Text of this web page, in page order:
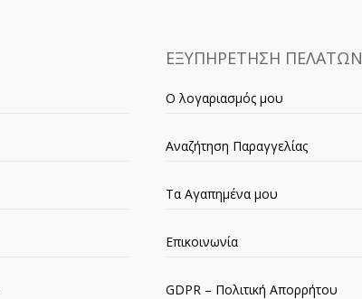
ΕΞΥΠΗΡΕΤΗΣΗ ΠΕΛΑΤΩΝ
Ο λογαριασμός μου
Αναζήτηση Παραγγελίας
Τα Αγαπημένα μου
Επικοινωνία
GDPR – Πολιτική Απορρήτου